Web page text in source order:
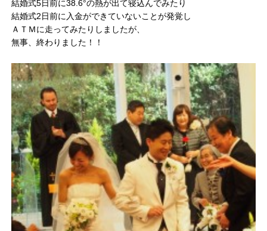
結婚式5日前に38.6°の熱が出て寝込んでみたり
結婚式2日前に入金ができていないことが発覚し
ＡＴＭに走ってみたりしましたが、
無事、終わりました！！